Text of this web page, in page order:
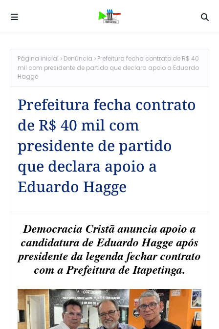
Página inicial Denúncia
Prefeitura fecha contrato de R$ 40
mil com presidente de partido que declara apoio a Eduardo
Hagge
Prefeitura fecha contrato
de R$ 40 mil com
presidente de partido
que declara apoio a
Eduardo Hagge
Democracia Cristã anuncia apoio a
candidatura de Eduardo Hagge após
presidente da legenda fechar contrato
com a Prefeitura de Itapetinga.